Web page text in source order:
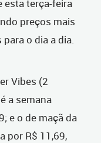
esta terça-feira
preços mais
o dia a dia.
Vibes (2
a semana
e o de maçã da
por R$ 11,69,